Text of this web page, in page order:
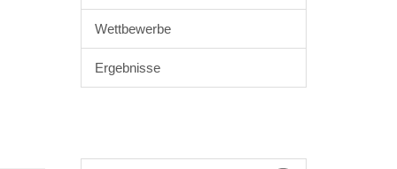
Wettbewerbe
Ergebnisse